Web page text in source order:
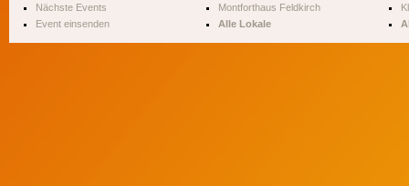
Nächste Events
Event einsenden
Montforthaus Feldkirch
Alle Lokale